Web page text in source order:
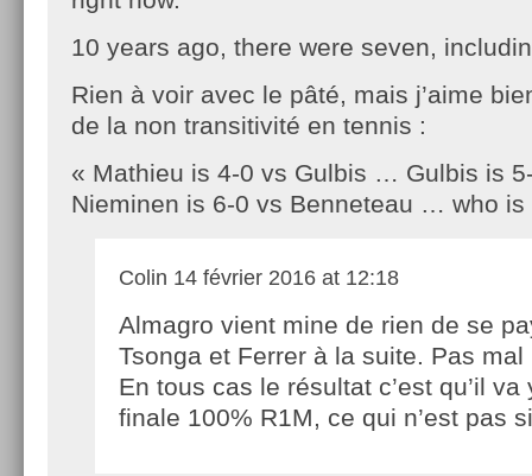
10 years ago, there were seven,
Rien à voir avec le pâté, mais j’aime
de la non transitivité en tennis :
« Mathieu is 4-0 vs Gulbis … Gulbis is
Nieminen is 6-0 vs Benneteau … who
Colin 14 février 2016 at 12:18
Almagro vient mine de rien de se
Tsonga et Ferrer à la suite. Pas mal
En tous cas le résultat c’est qu’il va
finale 100% R1M, ce qui n’est pas